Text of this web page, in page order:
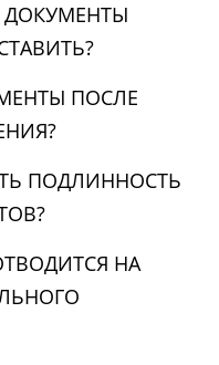
ДОКУМЕНТЫ
ПОСЛЕ
ПОДЛИННОСТЬ
НА